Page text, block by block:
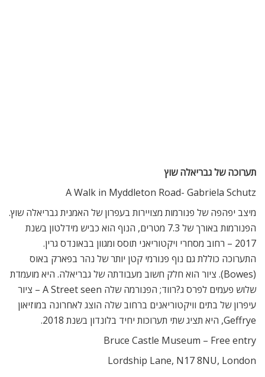
תערוכה של גבריאלה שוץ
A Walk in Myddleton Road- Gabriela Schutz
מיצב יפהפה של פנורמות מצויירות בעפרון של האמנית גבריאלה שוץ.
הפנורמות באורך של 7.3 מטרים, הנוף הוא כביש מידלטון בשנת
2017 – רחוב מסחרי ויקטוריאני תוסס ומגוון בבאונדס גרין.
התערוכה כוללת גם נוף פנורמי קטן יותר של נהר בפארק באוס
(Bowes). ציור הוא חלק חשוב מעבודתה של גבריאלה. היא מועמדת
שלוש פעמים לפרס ג?רווד; הפנורמה שלה A Street seen – ציור
עיפרון של בתים וויקטוריאנים ברחוב שלה הוצג לאחרונה במוזיאון
Geffrye, היא תציג שתי תערוכות יחיד בלונדון בשנת 2018.
Bruce Castle Museum – Free entry
Lordship Lane, N17 8NU, London